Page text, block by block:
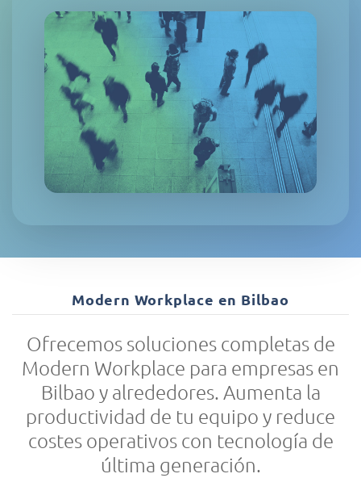
Modern Workplace en Bilbao
Ofrecemos soluciones completas de
Modern Workplace para empresas en
Bilbao y alrededores. Aumenta la
productividad de tu equipo y reduce
costes operativos con tecnología de
última generación.